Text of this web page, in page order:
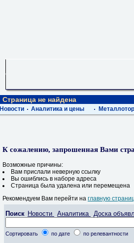
Страница не найдена
Новости Аналитика и цены
К сожалению, запрошенная Вами
Возможные причины:
Вам прислали неверную ссылку
Вы ошиблись в наборе адреса
Страница была удалена или перемещена
Рекомендуем Вам перейти на главную
Поиск Новости Аналитика Доска
Сортировать по дате по релевантности